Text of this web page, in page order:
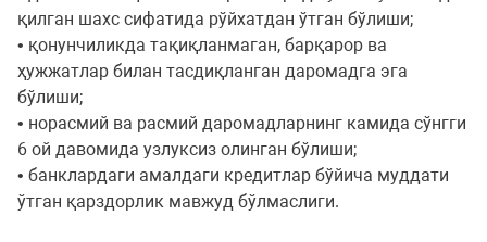
қилган шахс сифатида рўйхатдан ўтган бўлиши;
• қонунчиликда тақиқланмаган, барқарор ва
ҳужжатлар билан тасдиқланган даромадга эга
бўлиши;
• норасмий ва расмий даромадларнинг камида сўнгги
6 ой давомида узлуксиз олинган бўлиши;
• банклардаги амалдаги кредитлар бўйича муддати
ўтган қарздорлик мавжуд бўлмаслиги.